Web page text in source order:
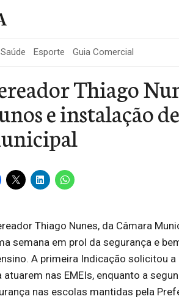
Saúde Esporte Guia Comercial
Thiago
e instalação
Thiago Nunes, da Câmara
semana em prol da segurança e
A primeira Indicação solicitou
atuarem nas EMEIs, enquanto a
nas escolas mantidas pela